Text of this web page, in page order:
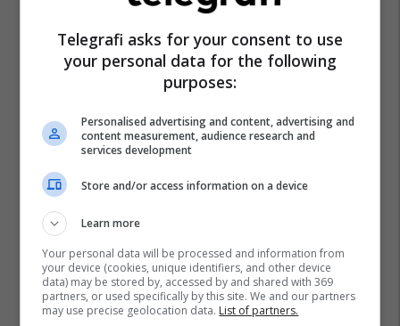
Telegrafi asks for your consent to use
your personal data for the following
purposes:
Personalised advertising and content, advertising and
content measurement, audience research and
services development
Store and/or access information on a device
Learn more
Your personal data will be processed and information from
your device (cookies, unique identifiers, and other device
data) may be stored by, accessed by and shared with 369
partners, or used specifically by this site. We and our partners
may use precise geolocation data. List of partners.